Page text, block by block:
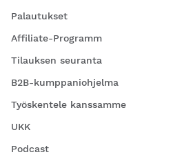
Palautukset
Affiliate-Programm
Tilauksen seuranta
B2B-kumppaniohjelma
Työskentele kanssamme
UKK
Podcast